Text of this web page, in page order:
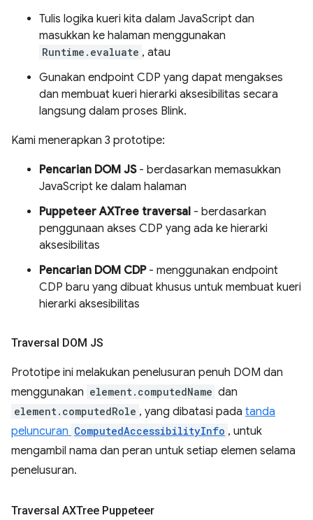
Tulis logika kueri kita dalam JavaScript dan
masukkan ke halaman menggunakan
Runtime.evaluate , atau
Gunakan endpoint CDP yang dapat mengakses
dan membuat kueri hierarki aksesibilitas secara
langsung dalam proses Blink.
Kami menerapkan 3 prototipe:
Pencarian DOM JS- berdasarkan memasukkan
JavaScript ke dalam halaman
Puppeteer AXTree traversal - berdasarkan
penggunaan akses CDP yang ada ke hierarki
aksesibilitas
Pencarian DOM CDP- menggunakan endpoint
CDP baru yang dibuat khusus untuk membuat kueri
hierarki aksesibilitas
Traversal DOM JS
Prototipe ini melakukan penelusuran penuh DOM dan
menggunakan element.computedName dan
element.computedRole , yang dibatasi pada tanda
peluncuran ComputedAccessibilityInfo , untuk
mengambil nama dan peran untuk setiap elemen selama
penelusuran.
Traversal AXTree Puppeteer